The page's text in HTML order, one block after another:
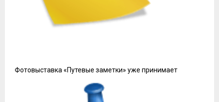
Фотовыставка «Путевые заметки» уже принимает